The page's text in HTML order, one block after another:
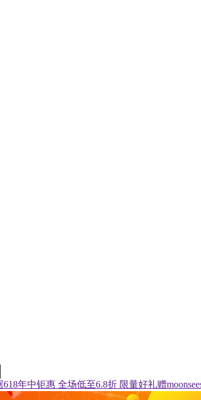
年中钜惠 全场低至6.8折 限量好礼赠